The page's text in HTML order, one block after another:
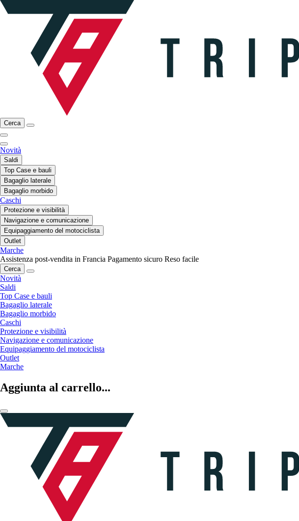
Cerca
Novità
Saldi
Top Case e bauli
Bagaglio laterale
Bagaglio morbido
Caschi
Protezione e visibilità
Navigazione e comunicazione
Equipaggiamento del motociclista
Outlet
Marche
Assistenza post-vendita in Francia Pagamento sicuro Reso facile
Cerca
Novità
Saldi
Top Case e bauli
Bagaglio laterale
Bagaglio morbido
Caschi
Protezione e visibilità
Navigazione e comunicazione
Equipaggiamento del motociclista
Outlet
Marche
Aggiunta al carrello...